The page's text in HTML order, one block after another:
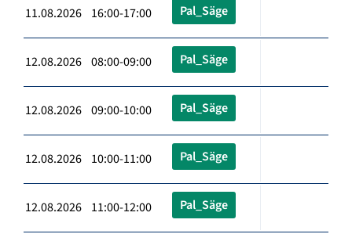
11.08.2026 16:00-17:00 Pal_Säge
12.08.2026 08:00-09:00 Pal_Säge
12.08.2026 09:00-10:00 Pal_Säge
12.08.2026 10:00-11:00 Pal_Säge
12.08.2026 11:00-12:00 Pal_Säge